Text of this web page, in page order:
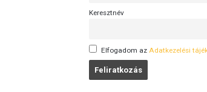
Keresztnév
Elfogadom az Adatkezelési